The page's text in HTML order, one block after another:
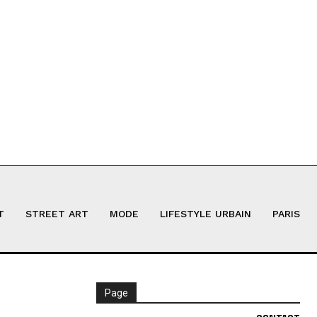
STREET ART MODE LIFESTYLE URBAIN PARIS
Page